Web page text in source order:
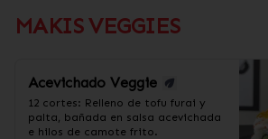
MAKIS VEGGIES
Acevichado Veggie
12 cortes: Relleno de tofu furai y
palta, bañada en salsa acevichada
e hilos de camote frito.